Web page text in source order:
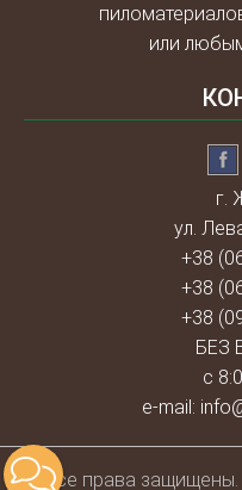
или
г.
ул.
+38
+38
+38
БЕЗ
с
e-mail:
Всe права защищены.